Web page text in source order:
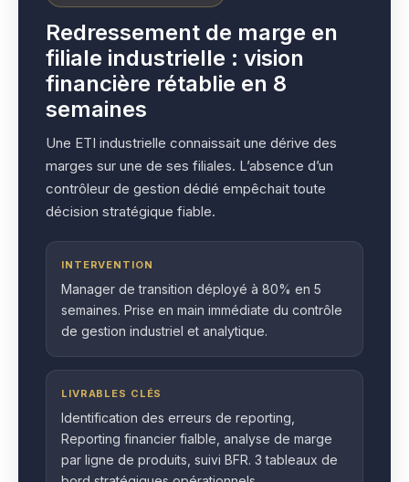
Redressement de marge en
filiale industrielle : vision
financière rétablie en 8
semaines
Une ETI industrielle connaissait une dérive des
marges sur une de ses filiales. L’absence d’un
contrôleur de gestion dédié empêchait toute
décision stratégique fiable.
INTERVENTION
Manager de transition déployé à 80% en 5
semaines. Prise en main immédiate du contrôle
de gestion industriel et analytique.
LIVRABLES CLÉS
Identification des erreurs de reporting,
Reporting financier fialble, analyse de marge
par ligne de produits, suivi BFR. 3 tableaux de